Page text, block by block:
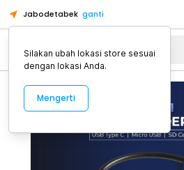
Jabodetabek ganti
Alat Kopi
Silakan ubah lokasi store sesuai
dengan lokasi Anda.
Mengerti